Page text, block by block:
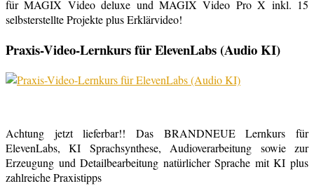
für MAGIX Video deluxe und MAGIX Video Pro X inkl. 15
selbsterstellte Projekte plus Erklärvideo!
Praxis-Video-Lernkurs für ElevenLabs (Audio KI)
Achtung jetzt lieferbar!! Das BRANDNEUE Lernkurs für
ElevenLabs, KI Sprachsynthese, Audioverarbeitung sowie zur
Erzeugung und Detailbearbeitung natürlicher Sprache mit KI plus
zahlreiche Praxistipps